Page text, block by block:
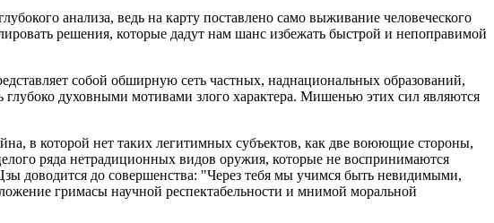
анализа, ведь на карту поставлено само выживание человеческого
решения, которые дадут нам шанс избежать быстрой и непоправимой
собой обширную сеть частных, наднациональных образований,
духовными мотивами злого характера. Мишенью этих сил являются
в которой нет таких легитимных субъектов, как две воюющие стороны,
ряда нетрадиционных видов оружия, которые не воспринимаются
доводится до совершенства: "Через тебя мы учимся быть невидимыми,
гримасы научной респектабельности и мнимой моральной